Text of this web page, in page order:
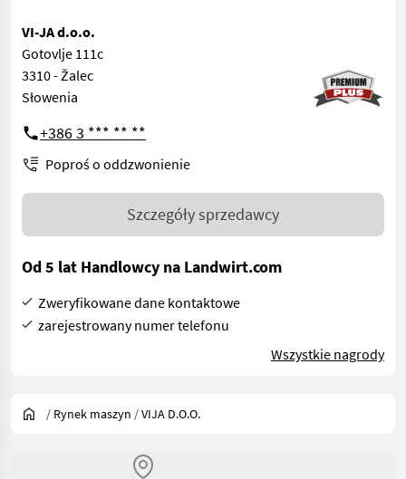
VI-JA d.o.o.
Gotovlje 111c
3310 - Žalec
Słowenia
+386 3 *** ** **
Poproś o oddzwonienie
Szczegóły sprzedawcy
Od 5 lat Handlowcy na Landwirt.com
Zweryfikowane dane kontaktowe
zarejestrowany numer telefonu
Wszystkie nagrody
/ Rynek maszyn /VIJA D.o.o.